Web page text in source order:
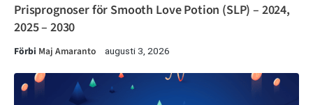
Prisprognoser för Smooth Love Potion (SLP) – 2024,
2025 – 2030
Förbi Maj Amaranto augusti 3, 2026